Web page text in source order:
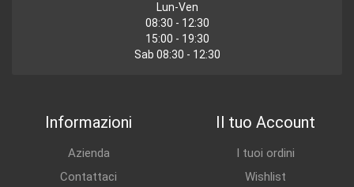
Lun-Ven
08:30 - 12:30
15:00 - 19:30
Sab 08:30 - 12:30
Informazioni
Azienda
Contattaci
Il tuo Account
I tuoi ordini
Wishlist